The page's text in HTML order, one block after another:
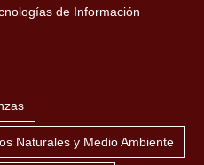
de Información
Naturales y Medio Ambiente